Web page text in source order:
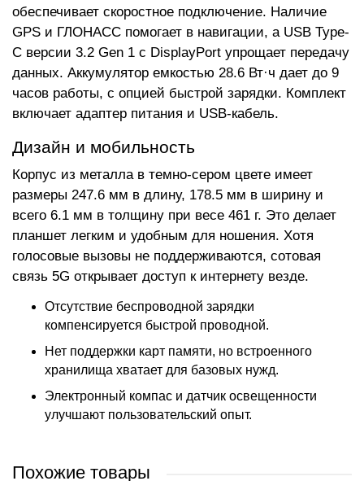
обеспечивает скоростное подключение. Наличие
GPS и ГЛОНАСС помогает в навигации, а USB Type-
C версии 3.2 Gen 1 с DisplayPort упрощает передачу
данных. Аккумулятор емкостью 28.6 Вт·ч дает до 9
часов работы, с опцией быстрой зарядки. Комплект
включает адаптер питания и USB-кабель.
Дизайн и мобильность
Корпус из металла в темно-сером цвете имеет
размеры 247.6 мм в длину, 178.5 мм в ширину и
всего 6.1 мм в толщину при весе 461 г. Это делает
планшет легким и удобным для ношения. Хотя
голосовые вызовы не поддерживаются, сотовая
связь 5G открывает доступ к интернету везде.
Отсутствие беспроводной зарядки
компенсируется быстрой проводной.
Нет поддержки карт памяти, но встроенного
хранилища хватает для базовых нужд.
Электронный компас и датчик освещенности
улучшают пользовательский опыт.
Похожие товары